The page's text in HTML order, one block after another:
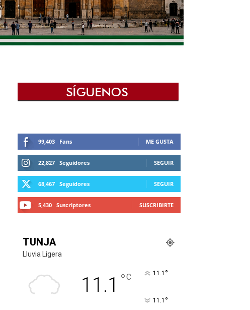
99,403 Fans ME GUSTA
22,827 Seguidores SEGUIR
68,467 Seguidores SEGUIR
5,430 Suscriptores SUSCRIBIRTE
TUNJA
Lluvia Ligera
11.1 °C 11.1 °
11.1 °